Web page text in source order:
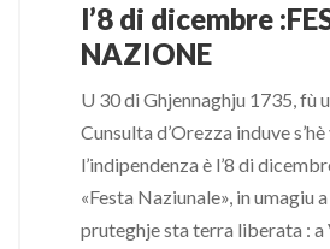
l’8 di dicembre
NAZIONE
U 30 di Ghjennaghju 1735, fù
Cunsulta d’Orezza induve
l’indipendenza è l’8 di
«Festa Naziunale», in umagiu
pruteghje sta terra liberata : a